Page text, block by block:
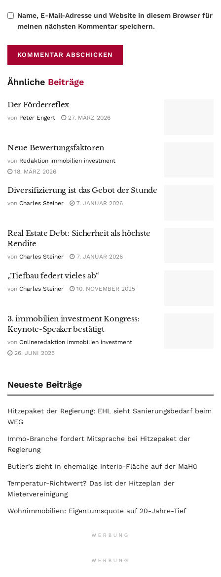
Name, E-Mail-Adresse und Website in diesem Browser für
meinen nächsten Kommentar speichern.
Ähnliche Beiträge
Der Förderreflex
von Peter Engert 27. MÄRZ 2026
Neue Bewertungsfaktoren
von Redaktion immobilien investment
18. MÄRZ 2026
Diversifizierung ist das Gebot der Stunde
von Charles Steiner 7. JANUAR 2026
Real Estate Debt: Sicherheit als höchste
Rendite
von Charles Steiner 7. JANUAR 2026
„Tiefbau federt vieles ab“
von Charles Steiner 10. NOVEMBER 2025
3. immobilien investment Kongress:
Keynote-Speaker bestätigt
von Onlineredaktion immobilien investment
26. JUNI 2025
Neueste Beiträge
Hitzepaket der Regierung: EHL sieht Sanierungsbedarf beim
WEG
Immo-Branche fordert Mitsprache bei Hitzepaket der
Regierung
Butler’s zieht in ehemalige Interio-Fläche auf der MaHü
Temperatur-Richtwert? Das ist der Hitzeplan der
Mietervereinigung
Wohnimmobilien: Eigentumsquote auf 20-Jahre-Tief
WERBUNG
WERBUNG